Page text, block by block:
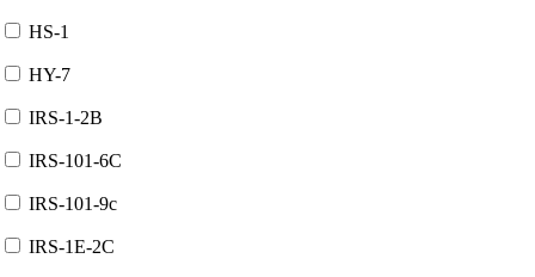
HS-1
HY-7
IRS-1-2B
IRS-101-6C
IRS-101-9c
IRS-1E-2C